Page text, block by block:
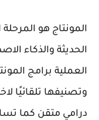
المونتاج هو المرحلة
الحديثة والذكاء
العملية برامج
وتصنيفها تلقائيًا
درامي متقن كما